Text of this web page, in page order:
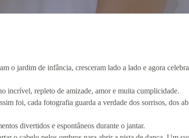
o jardim de infância, cresceram lado a lado e agora
incrível, repleto de amizade, amor e muita cumplicidade.
foi, cada fotografia guarda a verdade dos sorrisos, dos
divertidos e espontâneos durante o jantar.